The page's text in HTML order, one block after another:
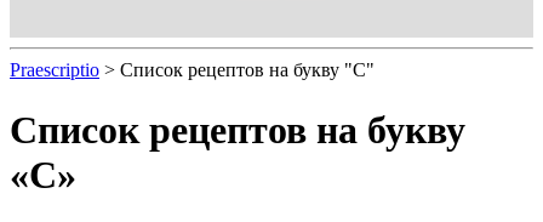
Praescriptio > Список рецептов на букву "С"
Список рецептов на букву
«С»